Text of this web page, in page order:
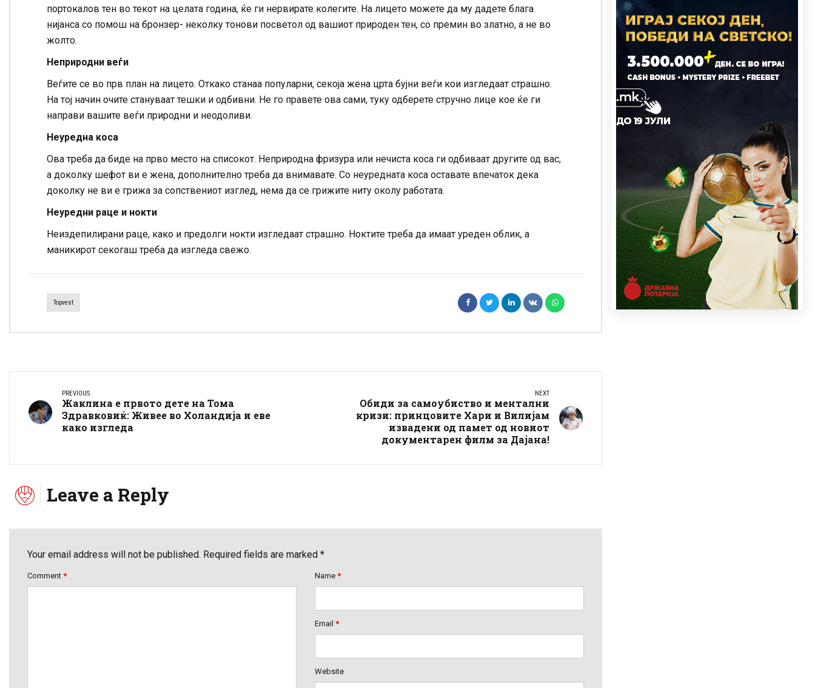
портокалов тен во текот на целата година, ќе ги нервирате колегите. На лицето можете да му дадете блага
нијанса со помош на бронзер- неколку тонови посветол од вашиот природен тен, со премин во златно, а не во
жолто.
Неприродни веѓи
Веѓите се во прв план на лицето. Откако станаа популарни, секоја жена црта бујни веѓи кои изгледаат страшно.
На тој начин очите стануваат тешки и одбивни. Не го правете ова сами, туку одберете стручно лице кое ќе ги
направи вашите веѓи природни и неодоливи.
Неуредна коса
Ова треба да биде на прво место на списокот. Неприродна фризура или нечиста коса ги одбиваат другите од вас,
а доколку шефот ви е жена, дополнително треба да внимавате. Со неуредната коса оставате впечаток дека
доколку не ви е грижа за сопствениот изглед, нема да се грижите ниту околу работата.
Неуредни раце и нокти
Неиздепилирани раце, како и предолги нокти изгледаат страшно. Ноктите треба да имаат уреден облик, а
маникирот секогаш треба да изгледа свежо.
Topvest
PREVIOUS
Жаклина е првото дете на Тома
Здравковиќ: Живее во Холандија и еве
како изгледа
NEXT
Обиди за самоубиство и ментални
кризи: принцовите Хари и Вилијам
извадени од памет од новиот
документарен филм за Дајана!
Leave a Reply
Your email address will not be published. Required fields are marked *
Comment * Name *
Email *
Website